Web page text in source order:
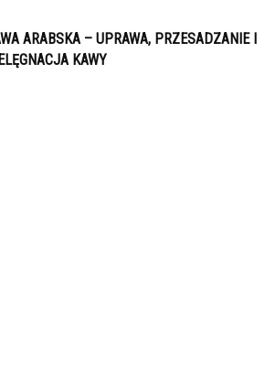
ARABSKA – UPRAWA, PRZESADZANIE I
KAWY